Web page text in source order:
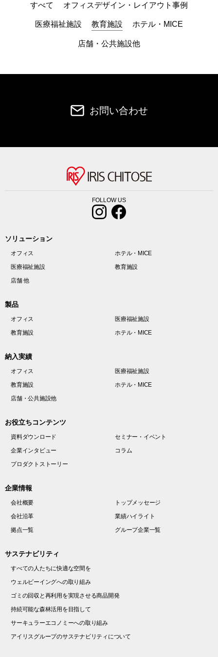
すべて オフィスデザイン・レイアウト事例
医療福祉施設 教育施設 ホテル・MICE
店舗・公共施設他
お問い合わせ
FOLLOW US
ソリューション
オフィス
ホテル・MICE
医療福祉施設
教育施設
店舗 他
製品
オフィス
医療福祉施設
教育施設
ホテル・MICE
納入実績
オフィス
医療福祉施設
教育施設
ホテル・MICE
店舗・公共施設他
お役立ちコンテンツ
資料ダウンロード
セミナー・イベント
企業インタビュー
コラム
プロダクトストーリー
企業情報
会社概要
トップメッセージ
会社沿革
業績ハイライト
拠点一覧
グループ企業一覧
サステナビリティ
すべての人たちに快適な空間を
ウェルビーイングへの取り組み
ゴミの回収と再利用を実現させる商品開発
持続可能な森林活用を目指して
サーキュラーエコノミーへの取り組み
アイリスグループのサステナビリティについて